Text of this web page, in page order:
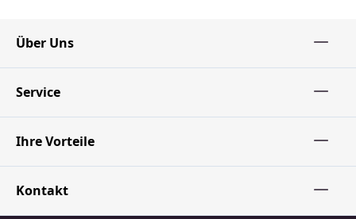
Über Uns
Service
Ihre Vorteile
Kontakt